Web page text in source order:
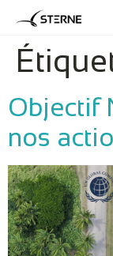
Objectif
nos